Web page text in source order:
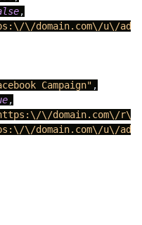
,
\/domain.com\/u\/
Campaign" ,
,
\/domain.com\/r\/
\/domain.com\/u\/